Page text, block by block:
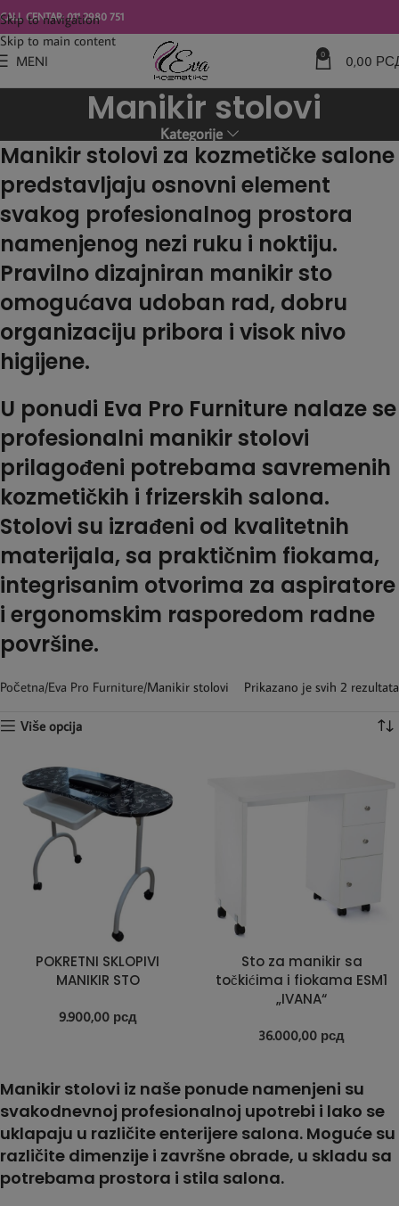
Skip to navigation
Skip to main content
CALL CENTAR: 011 2980 751
MENI 0 0,00
Manikir stolovi
Kategorije
Manikir stolovi za kozmetičke salone
predstavljaju osnovni element
svakog profesionalnog prostora
namenjenog nezi ruku i noktiju.
Pravilno dizajniran manikir sto
omogućava udoban rad, dobru
organizaciju pribora i visok nivo
higijene.
U ponudi Eva Pro Furniture nalaze se
profesionalni manikir stolovi
prilagođeni potrebama savremenih
kozmetičkih i frizerskih salona.
Stolovi su izrađeni od kvalitetnih
materijala, sa praktičnim fiokama,
integrisanim otvorima za aspiratore
i ergonomskim rasporedom radne
površine.
Početna Eva Pro Furniture Manikir stolovi Prikazano je svih 2 rezultata
Više opcija
POKRETNI SKLOPIVI
MANIKIR STO
9.900,00 рсд
Sto za manikir sa
točkićima i fiokama ESM1
„IVANA“
36.000,00 рсд
Manikir stolovi iz naše ponude namenjeni su
svakodnevnoj profesionalnoj upotrebi i lako se
uklapaju u različite enterijere salona. Moguće su
različite dimenzije i završne obrade, u skladu sa
potrebama prostora i stila salona.
modal-check